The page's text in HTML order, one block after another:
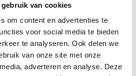
van cookies
om content en advertenties te
voor social media te bieden
te analyseren. Ook delen we
van onze site met onze
adverteren en analyse. Deze